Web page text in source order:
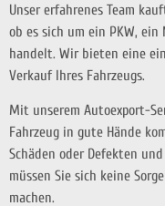
Unser erfahrenes Team
ob es sich um ein PKW,
handelt. Wir bieten eine
Verkauf Ihres Fahrzeugs.
Mit unserem Autoexport-
Fahrzeug in gute Hände
Schäden oder Defekten
müssen Sie sich keine
machen.